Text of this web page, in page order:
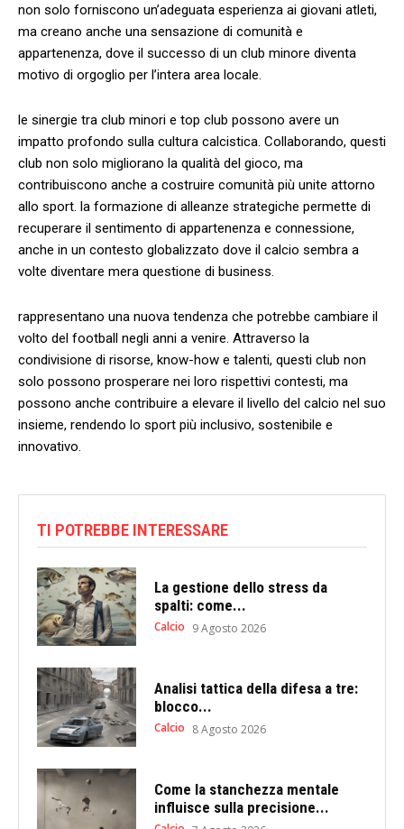
non solo forniscono ‍un’adeguata esperienza ai‌ giovani atleti,
ma creano anche una sensazione di comunità e
appartenenza, dove il successo di un club minore‍ diventa
‌motivo di orgoglio per l’intera⁤ area locale.
le sinergie tra club minori e ⁢top club possono avere un
impatto profondo sulla⁢ cultura calcistica. Collaborando, questi
club non solo migliorano la‌ qualità del gioco, ma⁤
contribuiscono ‌anche a‌ costruire comunità più unite attorno
allo sport. la formazione ‌di alleanze strategiche⁢ permette di
recuperare il sentimento di⁣ appartenenza e connessione,
anche⁣ in un contesto globalizzato dove il calcio sembra a
volte diventare ⁣mera questione di business.
rappresentano ‍una⁣ nuova tendenza che potrebbe cambiare il
volto⁤ del football negli anni ​a venire. Attraverso la
condivisione di risorse,⁣ know-how e talenti, questi club non
solo ‍possono prosperare nei loro rispettivi contesti, ‌ma
possono anche contribuire a elevare il livello⁣ del calcio nel suo
insieme, rendendo lo sport più inclusivo, sostenibile ⁤e
innovativo.
TI POTREBBE INTERESSARE
La gestione dello stress da
spalti: come...
Calcio 9 Agosto 2026
Analisi tattica della difesa a tre:
blocco...
Calcio 8 Agosto 2026
Come la stanchezza mentale
influisce sulla precisione...